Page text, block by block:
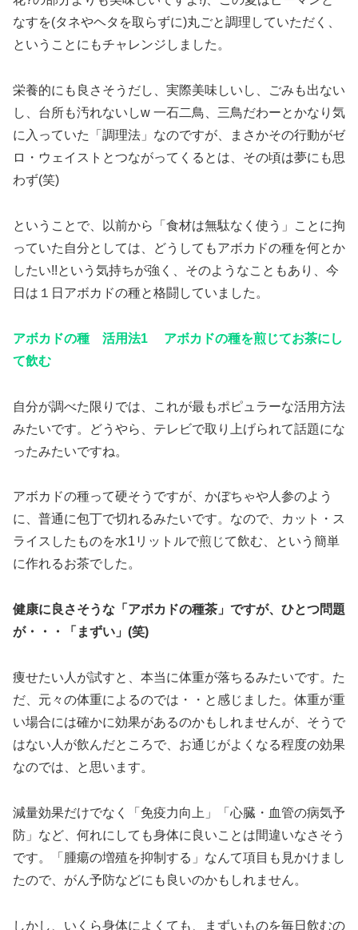
なすを(タネやヘタを取らずに)丸ごと調理していただく、
ということにもチャレンジしました。
栄養的にも良さそうだし、実際美味しいし、ごみも出ない
し、台所も汚れないしw 一石二鳥、三鳥だわーとかなり気
に入っていた「調理法」なのですが、まさかその行動がゼ
ロ・ウェイストとつながってくるとは、その頃は夢にも思
わず(笑)
ということで、以前から「食材は無駄なく使う」ことに拘
っていた自分としては、どうしてもアボカドの種を何とか
したい!!という気持ちが強く、そのようなこともあり、今
日は１日アボカドの種と格闘していました。
アボカドの種 活用法1 アボカドの種を煎じてお茶にし
て飲む
自分が調べた限りでは、これが最もポピュラーな活用方法
みたいです。どうやら、テレビで取り上げられて話題にな
ったみたいですね。
アボカドの種って硬そうですが、かぼちゃや人参のよう
に、普通に包丁で切れるみたいです。なので、カット・ス
ライスしたものを水1リットルで煎じて飲む、という簡単
に作れるお茶でした。
健康に良さそうな「アボカドの種茶」ですが、ひとつ問題
が・・・「まずい」(笑)
痩せたい人が試すと、本当に体重が落ちるみたいです。た
だ、元々の体重によるのでは・・と感じました。体重が重
い場合には確かに効果があるのかもしれませんが、そうで
はない人が飲んだところで、お通じがよくなる程度の効果
なのでは、と思います。
減量効果だけでなく「免疫力向上」「心臓・血管の病気予
防」など、何れにしても身体に良いことは間違いなさそう
です。「腫瘍の増殖を抑制する」なんて項目も見かけまし
たので、がん予防などにも良いのかもしれません。
しかし、いくら身体によくても、まずいものを毎日飲むの